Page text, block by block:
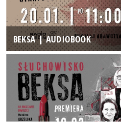
BEKSA | AUDIOBOOK